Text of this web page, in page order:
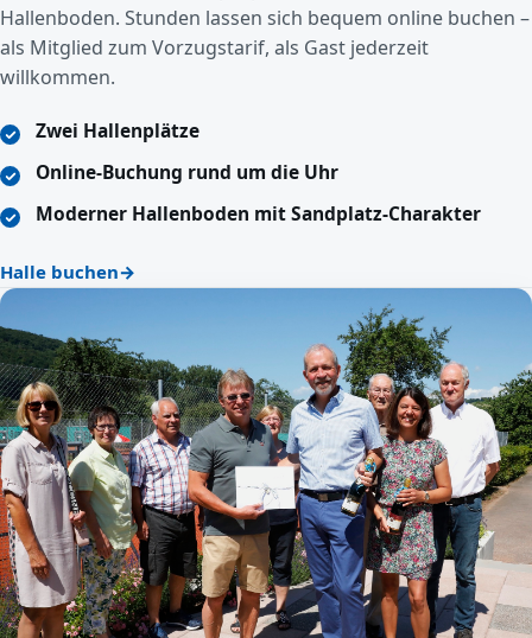
Hallenboden. Stunden lassen sich bequem online buchen –
als Mitglied zum Vorzugstarif, als Gast jederzeit
willkommen.
Zwei Hallenplätze
Online-Buchung rund um die Uhr
Moderner Hallenboden mit Sandplatz-Charakter
Halle buchen